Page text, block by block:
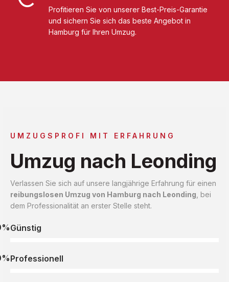
Profitieren Sie von unserer Best-Preis-Garantie
und sichern Sie sich das beste Angebot in
Hamburg für Ihren Umzug.
UMZUGSPROFI MIT ERFAHRUNG
Umzug nach Leonding
Verlassen Sie sich auf unsere langjährige Erfahrung für einen
reibungslosen Umzug von Hamburg nach Leonding , bei
dem Professionalität an erster Stelle steht.
Günstig
Professionell